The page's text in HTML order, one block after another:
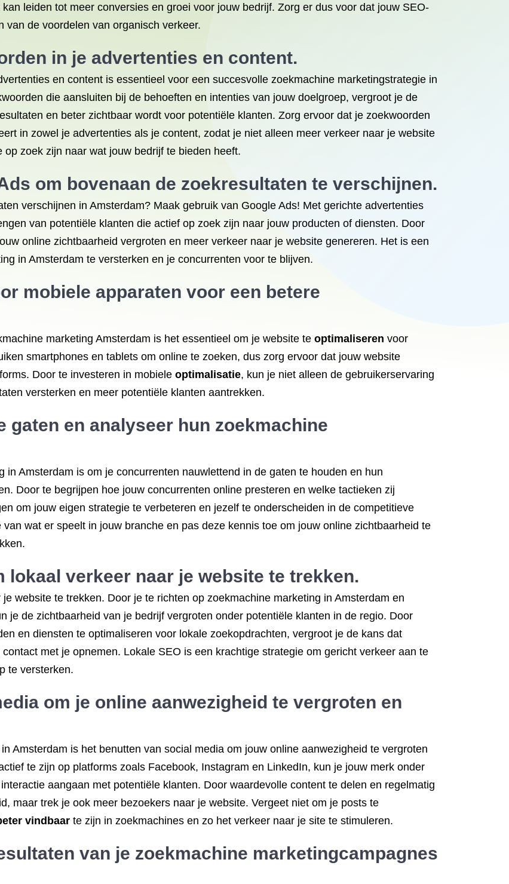
leiden tot meer conversies en groei voor jouw bedrijf. Zorg er dus voor dat jouw SEO-
de voordelen van organisch verkeer.
in je advertenties en content.
en content is essentieel voor een succesvolle zoekmachine marketingstrategie in
die aansluiten bij de behoeften en intenties van jouw doelgroep, vergroot je de
en beter zichtbaar wordt voor potentiële klanten. Zorg ervoor dat je zoekwoorden
in zowel je advertenties als je content, zodat je niet alleen meer verkeer naar je website
zoek zijn naar wat jouw bedrijf te bieden heeft.
om bovenaan de zoekresultaten te verschijnen.
verschijnen in Amsterdam? Maak gebruik van Google Ads! Met gerichte advertenties
van potentiële klanten die actief op zoek zijn naar jouw producten of diensten. Door
online zichtbaarheid vergroten en meer verkeer naar je website genereren. Het is een
in Amsterdam te versterken en je concurrenten voor te blijven.
mobiele apparaten voor een betere
marketing Amsterdam is het essentieel om je website te optimaliseren voor
smartphones en tablets om online te zoeken, dus zorg ervoor dat jouw website
Door te investeren in mobiele optimalisatie, kun je niet alleen de gebruikerservaring
versterken en meer potentiële klanten aantrekken.
gaten en analyseer hun zoekmachine
in Amsterdam is om je concurrenten nauwlettend in de gaten te houden en hun
Door te begrijpen hoe jouw concurrenten online presteren en welke tactieken zij
om jouw eigen strategie te verbeteren en jezelf te onderscheiden in de competitieve
wat er speelt in jouw branche en pas deze kennis toe om jouw online zichtbaarheid te
lokaal verkeer naar je website te trekken.
website te trekken. Door je te richten op zoekmachine marketing in Amsterdam en
je de zichtbaarheid van je bedrijf vergroten onder potentiële klanten in de regio. Door
en diensten te optimaliseren voor lokale zoekopdrachten, vergroot je de kans dat
met je opnemen. Lokale SEO is een krachtige strategie om gericht verkeer aan te
te versterken.
om je online aanwezigheid te vergroten en
Amsterdam is het benutten van social media om jouw online aanwezigheid te vergroten
te zijn op platforms zoals Facebook, Instagram en LinkedIn, kun je jouw merk onder
aangaan met potentiële klanten. Door waardevolle content te delen en regelmatig
maar trek je ook meer bezoekers naar je website. Vergeet niet om je posts te
vindbaar te zijn in zoekmachines en zo het verkeer naar je site te stimuleren.
van je zoekmachine marketingcampagnes